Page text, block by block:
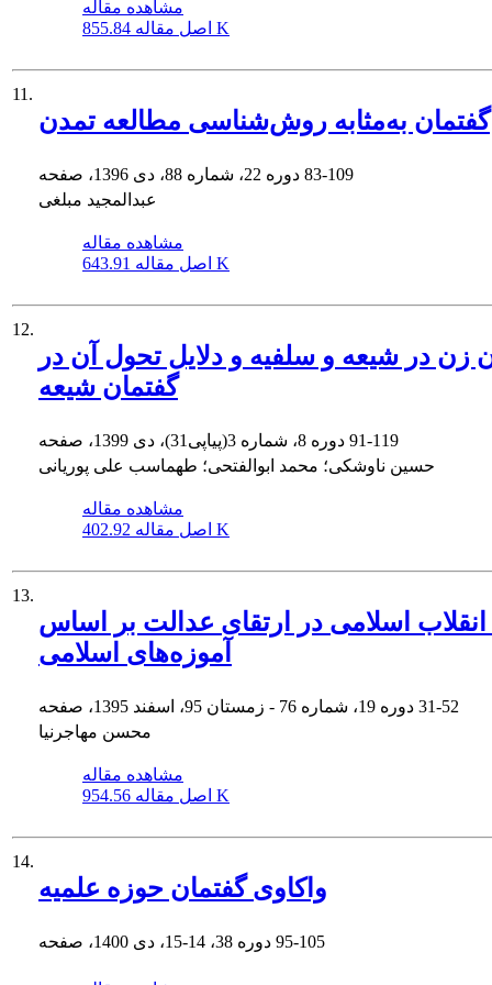
مشاهده مقاله
اصل مقاله 855.84 K
11.
گفتمان به‌مثابه روش‌شناسی مطالعه تمدن
83-109
عبدالمجید مبلغی
مشاهده مقاله
اصل مقاله 643.91 K
12.
زن در شیعه و سلفیه و دلایل تحول آن در
گفتمان شیعه
91-119
حسین ناوشکی؛ محمد ابوالفتحی؛ طهماسب علی پوریانی
مشاهده مقاله
اصل مقاله 402.92 K
13.
اسلامی در ارتقای عدالت بر اساس
آموزه‌های اسلامی
31-52
محسن مهاجرنیا
مشاهده مقاله
اصل مقاله 954.56 K
14.
واکاوی گفتمان حوزه علمیه
95-105